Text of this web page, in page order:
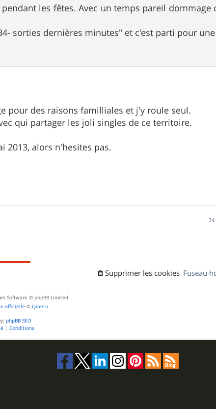
les fêtes. Avec un temps pareil dommage
sorties dernières minutes" et c'est parti pour
pour des raisons familliales et j'y roule seul.
qui partager les joli singles de ce territoire.
2013, alors n'hesites pas.
Fuseau
Supprimer les cookies
Software © phpBB Limited
officielle © Qiaeru
phpBB SEO
| Conditions